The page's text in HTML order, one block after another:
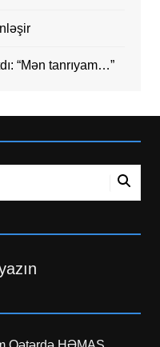
“Mən tanrıyam…”